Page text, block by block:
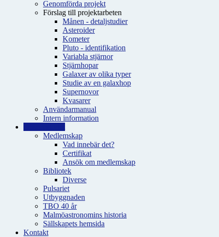
Genomförda projekt
Förslag till projektarbeten
Månen - detaljstudier
Asteroider
Kometer
Pluto - identifikation
Variabla stjärnor
Stjärnhopar
Galaxer av olika typer
Studie av en galaxhop
Supernovor
Kvasarer
Användarmanual
Intern information
Medlemskap
Vad innebär det?
Certifikat
Ansök om medlemskap
Bibliotek
Diverse
Pulsariet
Utbyggnaden
TBO 40 år
Malmöastronomins historia
Sällskapets hemsida
Kontakt